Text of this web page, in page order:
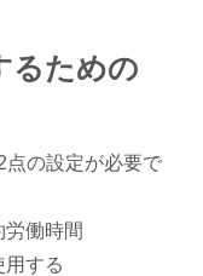
るための
点の設定が必要で
労働時間
用する